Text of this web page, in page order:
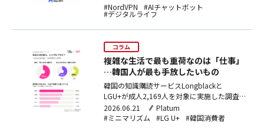
し、動画視聴は週8時間26分で20カ国最長。
AIをAIを日常の一部と認識する割合は27%で
ブラジルに次ぐ2位だった。
#NordVPN
#AIチャットボット
#デジタルライフ
コラム
複雑な生活で最も重荷なのは「仕事」
…韓国人が最も手放したいもの
韓国の知識購読サービスLongblackと
LGU+が成人2,169人を対象に実施した調査
で、20代の70.2%が生活を複雑と感じてお
り、全年代で最高だった。複雑さの主因は
2026.06.21
Platum
#ミニマリズム
#LG U+ #韓国消費者